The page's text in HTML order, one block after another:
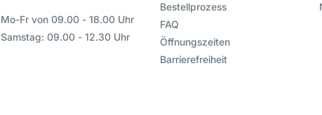
Mo-Fr von 09.00 - 18.00 Uhr
Samstag: 09.00 - 12.30 Uhr
Bestellprozess
FAQ
Öffnungszeiten
Barrierefreiheit